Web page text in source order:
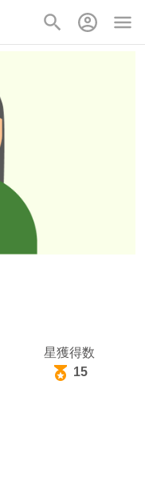
星獲得数
15